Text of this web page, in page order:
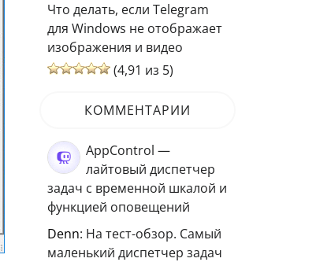
Что делать, если Telegram
для Windows не отображает
изображения и видео
(4,91 из 5)
КОММЕНТАРИИ
AppControl —
лайтовый диспетчер
задач с временной шкалой и
функцией оповещений
Denn: На тест-обзор. Самый
маленький диспетчер задач